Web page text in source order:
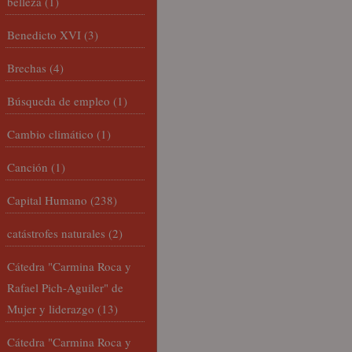
Benedicto XVI (3)
Brechas (4)
Búsqueda de empleo (1)
Cambio climático (1)
Canción (1)
Capital Humano (238)
catástrofes naturales (2)
Cátedra "Carmina Roca y
Rafael Pich-Aguiler" de
Mujer y liderazgo (13)
Cátedra "Carmina Roca y